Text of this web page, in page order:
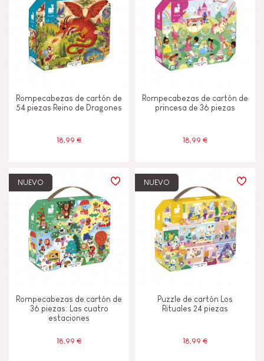
Rompecabezas de cartón de
54 piezas Reino de Dragones
18,99 €
Rompecabezas de cartón de
princesa de 36 piezas
18,99 €
NUEVO
Rompecabezas de cartón de
36 piezas: Las cuatro
estaciones
18,99 €
NUEVO
Puzzle de cartón Los
Rituales 24 piezas
18,99 €